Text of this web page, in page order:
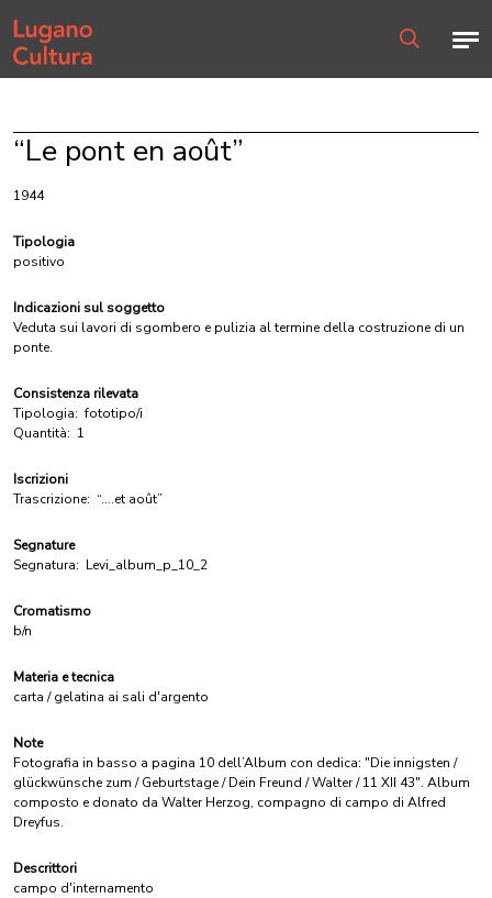
Home page
“Le pont en août”
1944
Tipologia
positivo
Indicazioni sul soggetto
Veduta sui lavori di sgombero e pulizia al termine della costruzione di un
ponte.
Consistenza rilevata
Tipologia: fototipo/i
Quantità: 1
Iscrizioni
Trascrizione: “....et août”
Segnature
Segnatura: Levi_album_p_10_2
Cromatismo
b/n
Materia e tecnica
carta / gelatina ai sali d'argento
Note
Fotografia in basso a pagina 10 dell’Album con dedica: "Die innigsten /
glückwünsche zum / Geburtstage / Dein Freund / Walter / 11 XII 43". Album
composto e donato da Walter Herzog, compagno di campo di Alfred
Dreyfus.
Descrittori
campo d'internamento